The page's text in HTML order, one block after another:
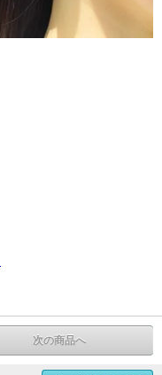
次の商品へ